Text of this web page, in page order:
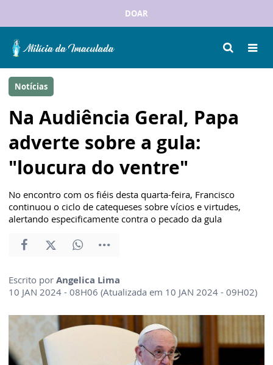
DOAR
Notícias
Na Audiência Geral, Papa
adverte sobre a gula:
"loucura do ventre"
No encontro com os fiéis desta quarta-feira, Francisco
continuou o ciclo de catequeses sobre vícios e virtudes,
alertando especificamente contra o pecado da gula
Escrito por Angelica Lima
10 JAN 2024 - 08H06 (Atualizada em 10 JAN 2024 - 09H02)